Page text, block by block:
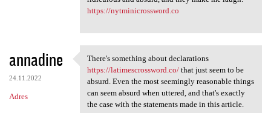
https://nytminicrossword.co
annadine
24.11.2022
Adres
There's something about
There's something about declarations
https://latimescrossword.co/that just seem to be
absurd. Even the most seemingly reasonable things
can seem absurd when uttered, and that's exactly
the case with the statements made in this article.